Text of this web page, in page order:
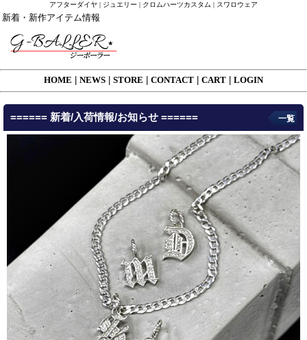
アフターダイヤ | ジュエリー | クロムハーツカスタム | スワロウェア
新着・新作アイテム情報
HOME NEWS STORE CONTACT CART LOGIN
====== 新着/入荷情報/お知らせ ====== 一覧